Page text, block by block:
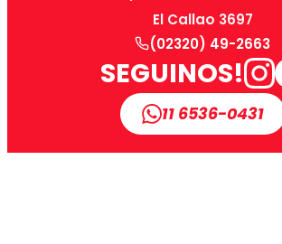
El Callao 3697
(02320) 49-2663
SEGUINOS!
11 6536-0431